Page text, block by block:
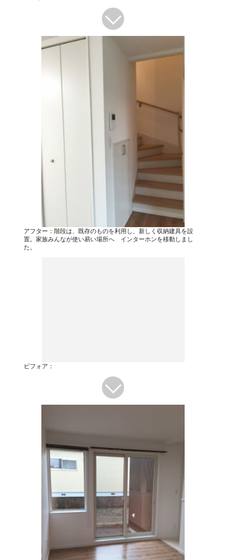
アフター：階段は、既存のものを利用し、新しく収納建具を設
置。家族みんなが使い易い場所へ インターホンを移動しまし
た。
ビフォア：